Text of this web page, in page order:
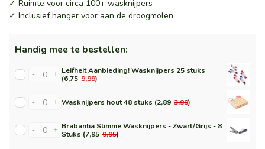
✓ Ruimte voor circa 100+ wasknijpers
✓ Inclusief hanger voor aan de droogmolen
Handig mee te bestellen:
- + Leifheit Aanbieding! Wasknijpers 25 stuks
(6,75 9,99)
- + Wasknijpers hout 48 stuks (2,89 3,99)
- + Brabantia Slimme Wasknijpers - Zwart/Grijs - 8
Stuks (7,95 9,95)